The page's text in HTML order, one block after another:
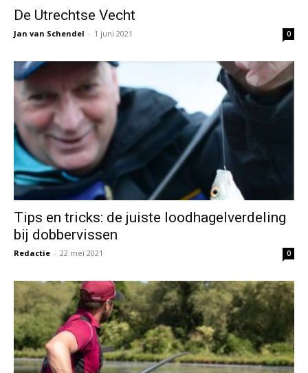
De Utrechtse Vecht
Jan van Schendel - 1 juni 2021 0
Tips en tricks: de juiste loodhagelverdeling
bij dobbervissen
Redactie - 22 mei 2021 0